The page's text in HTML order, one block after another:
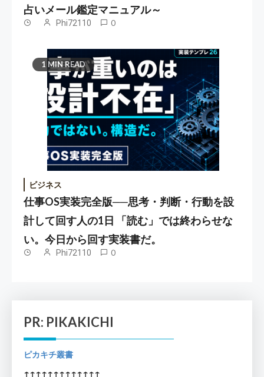
占いメール鑑定マニュアル～
Phi72110 0
1 MIN READ
ビジネス
仕事OS実装完全版──思考・判断・行動を設
計して回す人の1日 「読む」では終わらせな
い。今日から回す実装書だ。
Phi72110 0
PR: PIKAKICHI
ピカキチ叢書
↑↑↑↑↑↑↑↑↑↑↑↑↑